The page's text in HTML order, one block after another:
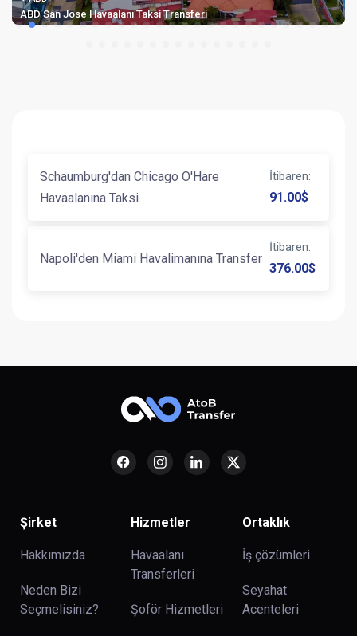
Salt Lake City Havaalanı Taksi Transferi
Schaumburg'dan Chicago O'Hare
Havaalanına Taksi
İtibaren:
91.00$
Napoli'den Miami Havalimanına Transfer
İtibaren:
376.00$
Şirket
Hakkımızda
Neden Bizi
Seçmelisiniz?
Hizmetler
Havaalanı
Transferleri
Şoför Hizmetleri
Ortaklık
İş çözümleri
Seyahat
Acenteleri